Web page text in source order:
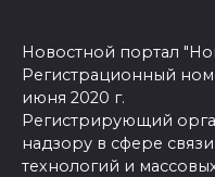
Новостной портал
Регистрационный
июня 2020 г.
Регистрирующий
надзору в сфере
технологий и